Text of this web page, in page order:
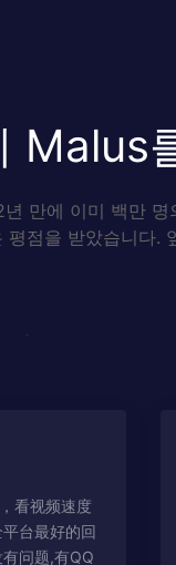
Malus
만에 이미 백만
평점을 받았습니다.
看视频速度
台最好的回
问题,有QQ